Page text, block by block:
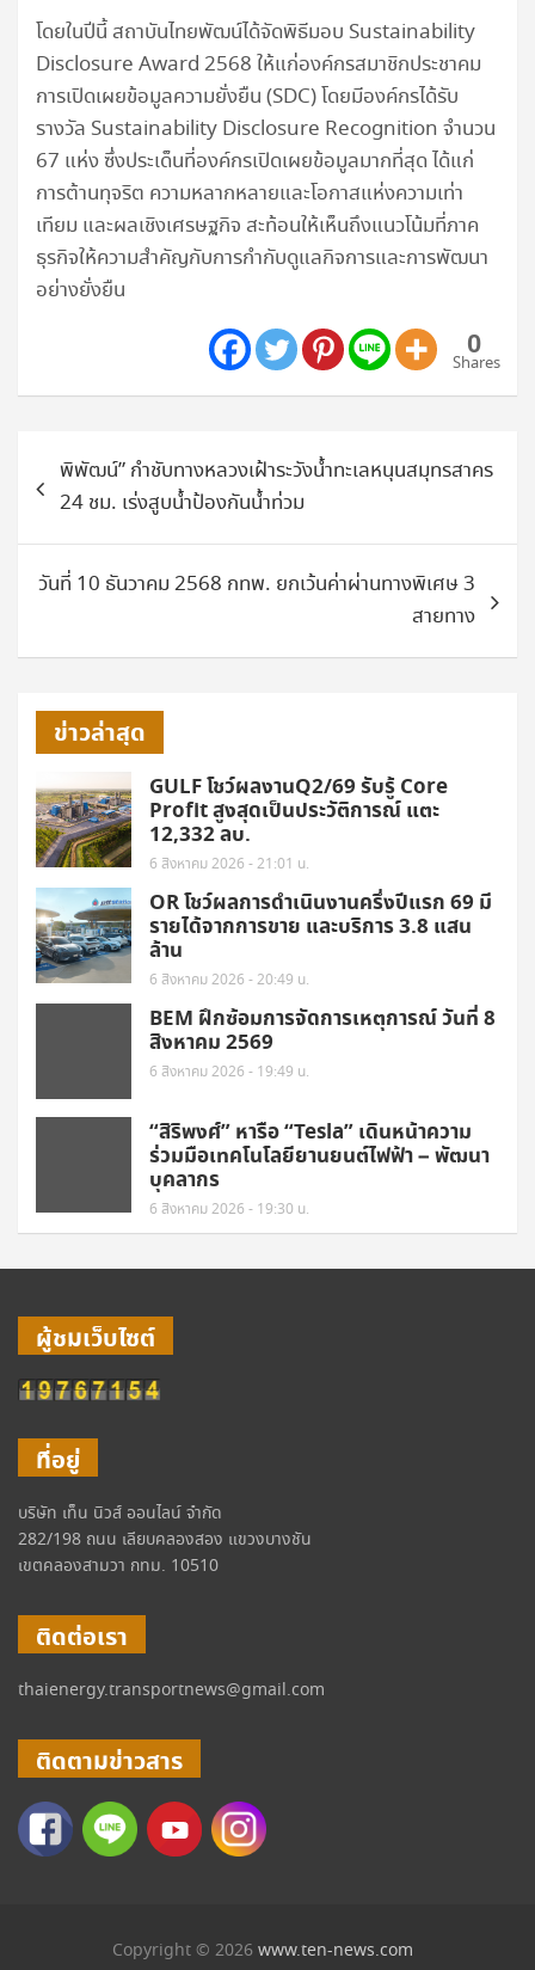
โดยในปีนี้ สถาบันไทยพัฒน์ได้จัดพิธีมอบ Sustainability
Disclosure Award 2568 ให้แก่องค์กรสมาชิกประชาคม
การเปิดเผยข้อมูลความยั่งยืน (SDC) โดยมีองค์กรได้รับ
รางวัล Sustainability Disclosure Recognition จำนวน
67 แห่ง ซึ่งประเด็นที่องค์กรเปิดเผยข้อมูลมากที่สุด ได้แก่
การต้านทุจริต ความหลากหลายและโอกาสแห่งความเท่า
เทียม และผลเชิงเศรษฐกิจ สะท้อนให้เห็นถึงแนวโน้มที่ภาค
ธุรกิจให้ความสำคัญกับการกำกับดูแลกิจการและการพัฒนา
อย่างยั่งยืน
0
Shares
แนะแนว
เรื่องพิพัฒน์” กำชับทางหลวงเฝ้าระวังน้ำทะเลหนุนสมุทรสาคร
24 ชม. เร่งสูบน้ำป้องกันน้ำท่วม
วันที่ 10 ธันวาคม 2568 กทพ. ยกเว้นค่าผ่านทางพิเศษ 3
สายทาง
ข่าวล่าสุด
GULF โชว์ผลงานQ2/69 รับรู้ Core
Profit สูงสุดเป็นประวัติการณ์ แตะ
12,332 ลบ.
6 สิงหาคม 2026 - 21:01 น.
OR โชว์ผลการดำเนินงานครึ่งปีแรก 69 มี
รายได้จากการขาย และบริการ 3.8 แสน
ล้าน
6 สิงหาคม 2026 - 20:49 น.
BEM ฝึกซ้อมการจัดการเหตุการณ์ วันที่ 8
สิงหาคม 2569
6 สิงหาคม 2026 - 19:49 น.
“สิริพงศ์” หารือ “Tesla” เดินหน้าความ
ร่วมมือเทคโนโลยียานยนต์ไฟฟ้า – พัฒนา
บุคลากร
6 สิงหาคม 2026 - 19:30 น.
ผู้ชมเว็บไซต์
ที่อยู่
บริษัท เท็น นิวส์ ออนไลน์ จำกัด
282/198 ถนน เลียบคลองสอง แขวงบางชัน
เขตคลองสามวา กทม. 10510
ติดต่อเรา
thaienergy.transportnews@gmail.com
ติดตามข่าวสาร
Copyright © 2026 www.ten-news.com